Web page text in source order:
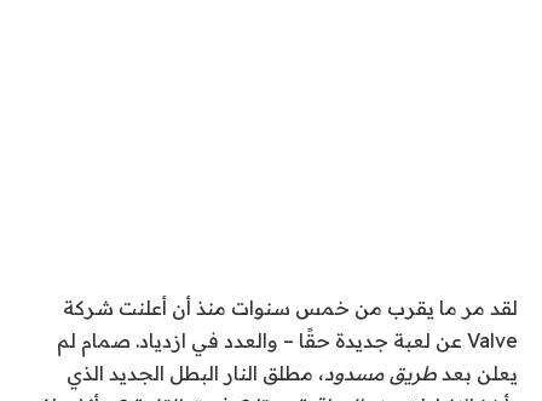
لقد مر ما يقرب من خمس سنوات منذ أن أعلنت شركة
Valve عن لعبة جديدة حقًا – والعدد في ازدياد. صمام لم
يعلن بعد طريق مسدود، مطلق النار البطل الجديد الذي